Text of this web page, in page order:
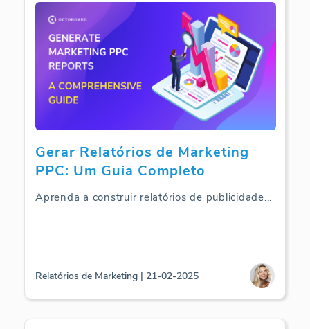
Gerar Relatórios de Marketing
PPC: Um Guia Completo
Aprenda a construir relatórios de publicidade...
Relatórios de Marketing | 21-02-2025